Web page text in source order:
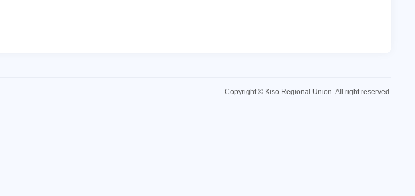
Copyright © Kiso Regional Union. All right reserved.